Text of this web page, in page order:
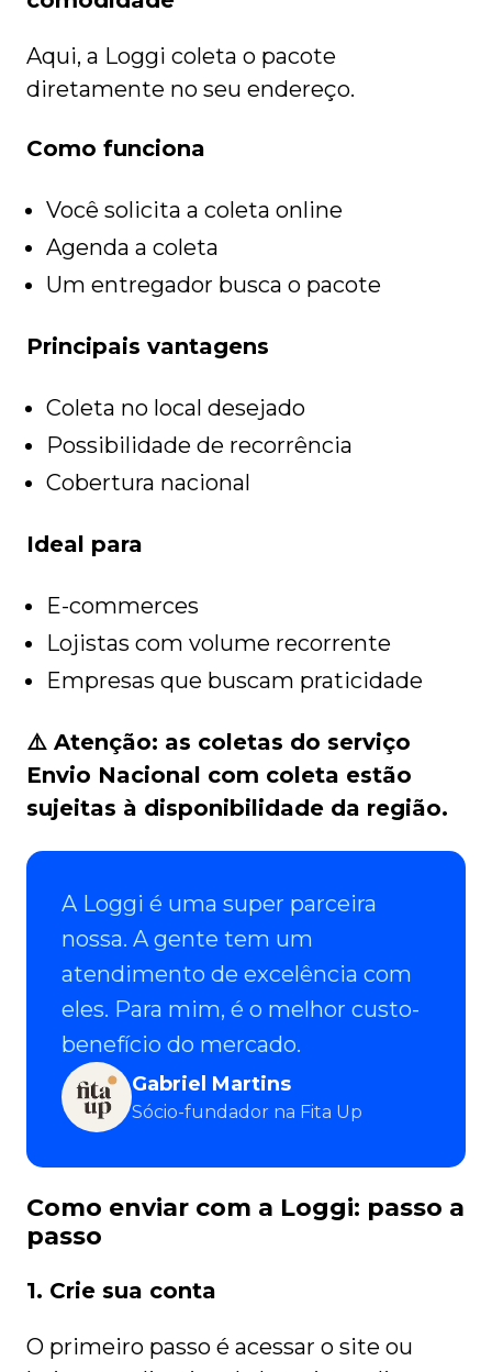
Aqui, a Loggi coleta o pacote
diretamente no seu endereço.
Como funciona
Você solicita a coleta online
Agenda a coleta
Um entregador busca o pacote
Principais vantagens
Coleta no local desejado
Possibilidade de recorrência
Cobertura nacional
Ideal para
E-commerces
Lojistas com volume recorrente
Empresas que buscam praticidade
⚠️ Atenção: as coletas do serviço
Envio Nacional com coleta estão
sujeitas à disponibilidade da região.
A Loggi é uma super parceira
nossa. A gente tem um
atendimento de excelência com
eles. Para mim, é o melhor custo-
benefício do mercado.
Gabriel Martins
Sócio-fundador na Fita Up
Como enviar com a Loggi: passo a
passo
1. Crie sua conta
O primeiro passo é acessar o site ou